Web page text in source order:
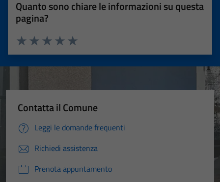
Quanto sono chiare le informazioni su questa
pagina?
Valuta 5 stelle su 5
Valuta 4 stelle su 5
Valuta 3 stelle su 5
Valuta 2 stelle su 5
Valuta 1 stelle su 5
Contatta il Comune
Leggi le domande frequenti
Richiedi assistenza
Prenota appuntamento